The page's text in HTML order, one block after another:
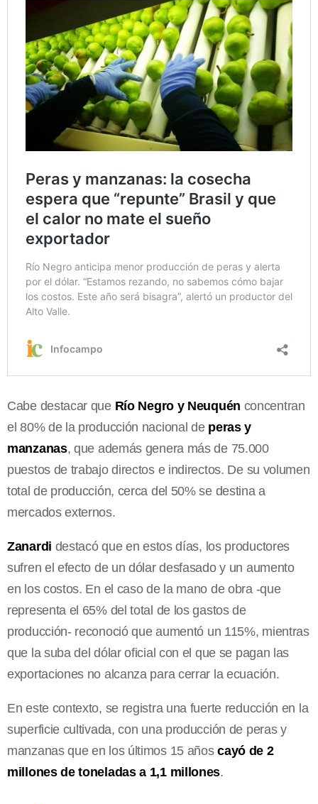
Cabe destacar queRío Negro y Neuquén concentran
el 80% de la producción nacional de peras y
manzanas, que además genera más de 75.000
puestos de trabajo directos e indirectos. De su volumen
total de producción, cerca del 50% se destina a
mercados externos.
Zanardi destacó que en estos días, los productores
sufren el efecto de un dólar desfasado y un aumento
en los costos. En el caso de la mano de obra -que
representa el 65% del total de los gastos de
producción- reconoció que aumentó un 115%, mientras
que la suba del dólar oficial con el que se pagan las
exportaciones no alcanza para cerrar la ecuación.
En este contexto, se registra una fuerte reducción en la
superficie cultivada, con una producción de peras y
manzanas que en los últimos 15 añoscayó de 2
millones de toneladas a 1,1 millones.